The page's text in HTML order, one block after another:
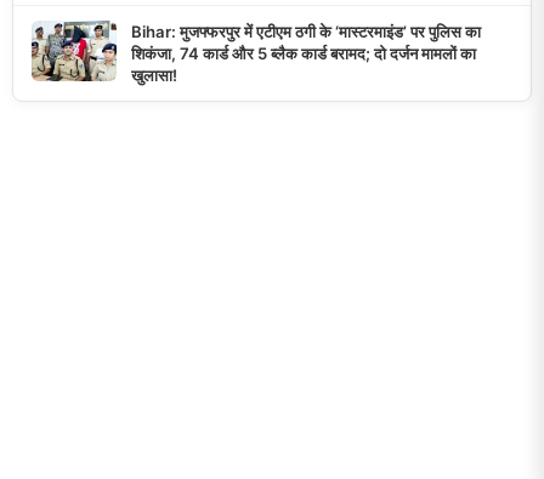
Bihar: मुजफ्फरपुर में एटीएम ठगी के ‘मास्टरमाइंड’ पर पुलिस का
शिकंजा, 74 कार्ड और 5 ब्लैक कार्ड बरामद; दो दर्जन मामलों का
खुलासा!